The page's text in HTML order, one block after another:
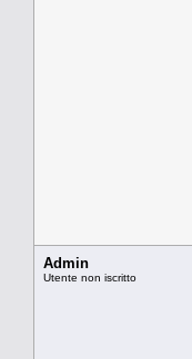
Admin
Utente non iscritto